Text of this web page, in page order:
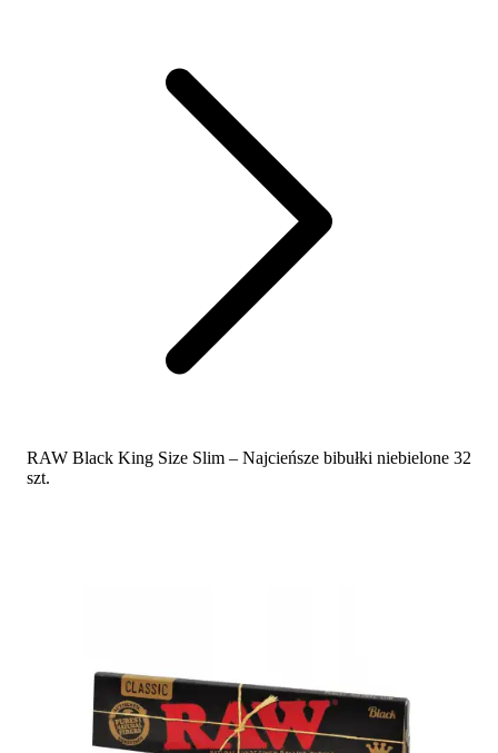
RAW Black King Size Slim – Najcieńsze bibułki niebielone 32
szt.